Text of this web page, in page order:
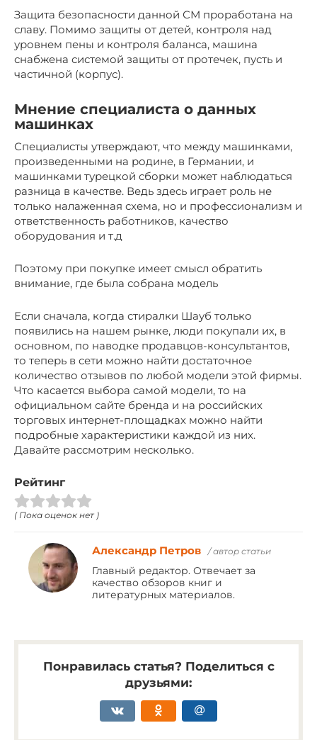
Защита безопасности данной СМ проработана на
славу. Помимо защиты от детей, контроля над
уровнем пены и контроля баланса, машина
снабжена системой защиты от протечек, пусть и
частичной (корпус).
Мнение специалиста о данных
машинках
Специалисты утверждают, что между машинками,
произведенными на родине, в Германии, и
машинками турецкой сборки может наблюдаться
разница в качестве. Ведь здесь играет роль не
только налаженная схема, но и профессионализм и
ответственность работников, качество
оборудования и т.д
Поэтому при покупке имеет смысл обратить
внимание, где была собрана модель
Если сначала, когда стиралки Шауб только
появились на нашем рынке, люди покупали их, в
основном, по наводке продавцов-консультантов,
то теперь в сети можно найти достаточное
количество отзывов по любой модели этой фирмы.
Что касается выбора самой модели, то на
официальном сайте бренда и на российских
торговых интернет-площадках можно найти
подробные характеристики каждой из них.
Давайте рассмотрим несколько.
Рейтинг
( Пока оценок нет )
Александр Петров / автор статьи
Главный редактор. Отвечает за
качество обзоров книг и
литературных материалов.
Понравилась статья? Поделиться с
друзьями: